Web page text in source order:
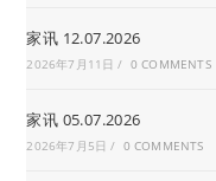
家讯 12.07.2026
2026年7月11日 / 0 COMMENTS
家讯 05.07.2026
2026年7月5日 / 0 COMMENTS